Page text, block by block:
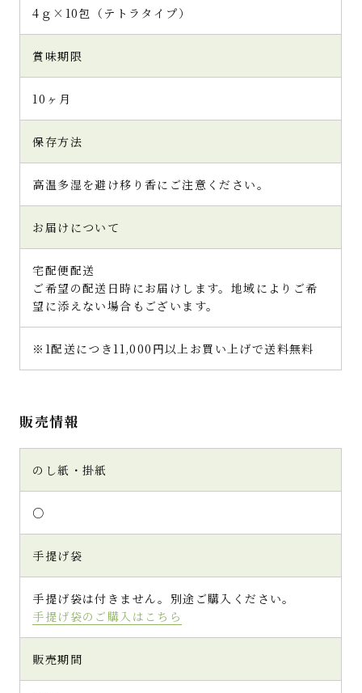
4ｇ×10包（テトラタイプ）
賞味期限
10ヶ月
保存方法
高温多湿を避け移り香にご注意ください。
お届けについて
宅配便配送
ご希望の配送日時にお届けします。地域によりご希
望に添えない場合もございます。
※1配送につき11,000円以上お買い上げで送料無料
販売情報
のし紙・掛紙
○
手提げ袋
手提げ袋は付きません。別途ご購入ください。
手提げ袋のご購入はこちら
販売期間